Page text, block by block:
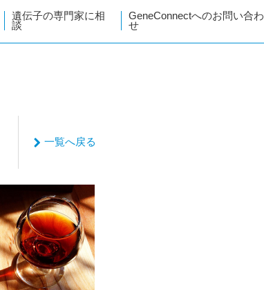
遺伝子の専門家に相
談
GeneConnectへのお問い合わ
せ
一覧へ戻る